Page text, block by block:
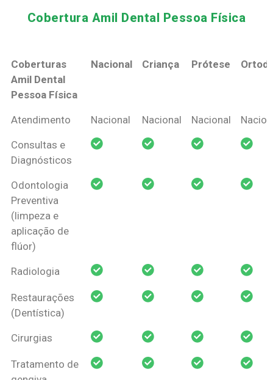
Cobertura Amil Dental Pessoa Física​
Coberturas
Amil Dental
Pessoa Física
Nacional Criança Prótese
Coberturas
Pessoa Física
Nacional Criança Prótese
Atendimento Nacional Nacional Nacional
Consultas e
Diagnósticos
Odontologia
Preventiva
(limpeza e
aplicação de
flúor)
Radiologia
Restaurações
(Dentística)
Cirurgias
Tratamento de